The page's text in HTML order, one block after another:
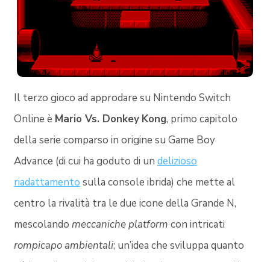
Il terzo gioco ad approdare su Nintendo Switch
Online è Mario Vs. Donkey Kong, primo capitolo
della serie comparso in origine su Game Boy
Advance (di cui ha goduto di un delizioso
riadattamento sulla console ibrida) che mette al
centro la rivalità tra le due icone della Grande N,
mescolando meccaniche platform con intricati
rompicapo ambientali; un’idea che sviluppa quanto